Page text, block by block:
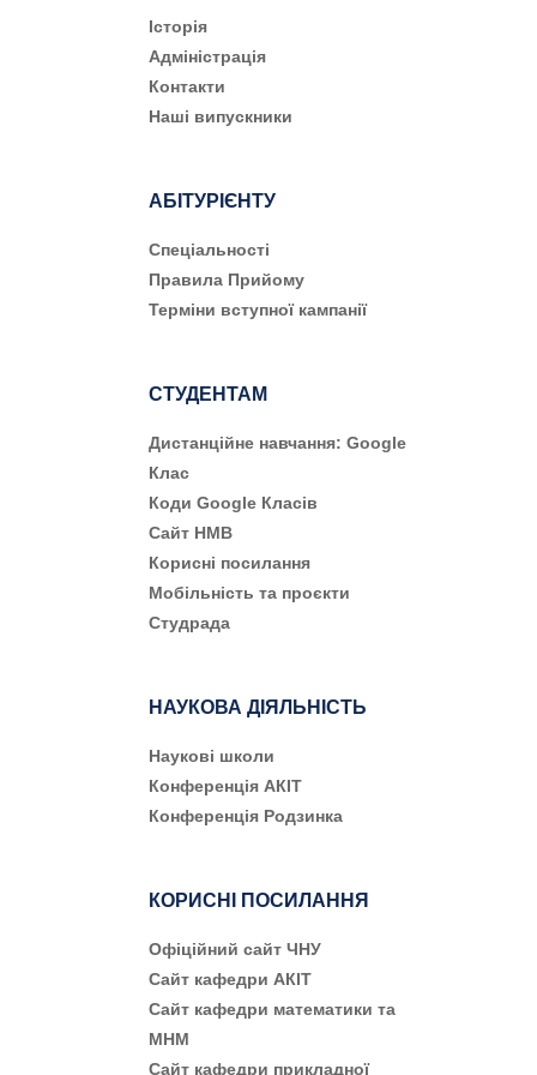
Історія
Адміністрація
Контакти
Наші випускники
АБІТУРІЄНТУ
Cпеціальності
Правила Прийому
Терміни вступної кампанії
СТУДЕНТАМ
Дистанційне навчання: Google
Клас
Коди Google Класів
Сайт НМВ
Корисні посилання
Мобільність та проєкти
Студрада
НАУКОВА ДІЯЛЬНІСТЬ
Наукові школи
Конференція АКІТ
Конференція Родзинка
КОРИСНІ ПОСИЛАННЯ
Офіційний сайт ЧНУ
Сайт кафедри АКІТ
Сайт кафедри математики та
МНМ
Сайт кафедри прикладної